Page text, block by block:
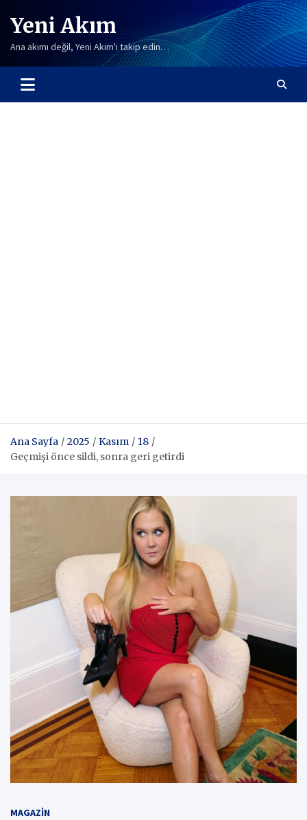
content
Yeni Akım
Ana akımı değil, Yeni Akım'ı takip edin…
Ana Sayfa 2025 Kasım
18
Geçmişi önce sildi, sonra geri getirdi
MAGAZIN